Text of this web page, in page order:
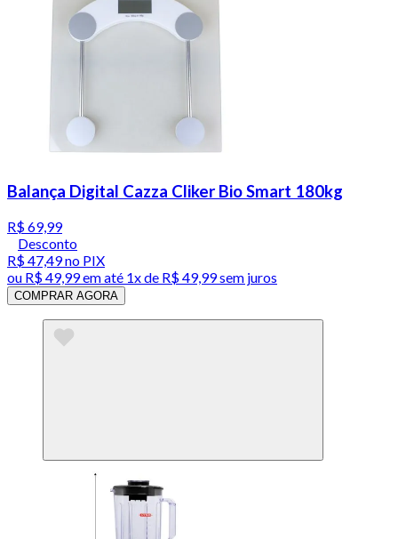
Balança Digital Cazza Cliker Bio Smart 180kg
R$ 69,99
Desconto
R$ 47,49no PIX
ou R$ 49,99em até 1x de R$ 49,99sem juros
COMPRAR AGORA